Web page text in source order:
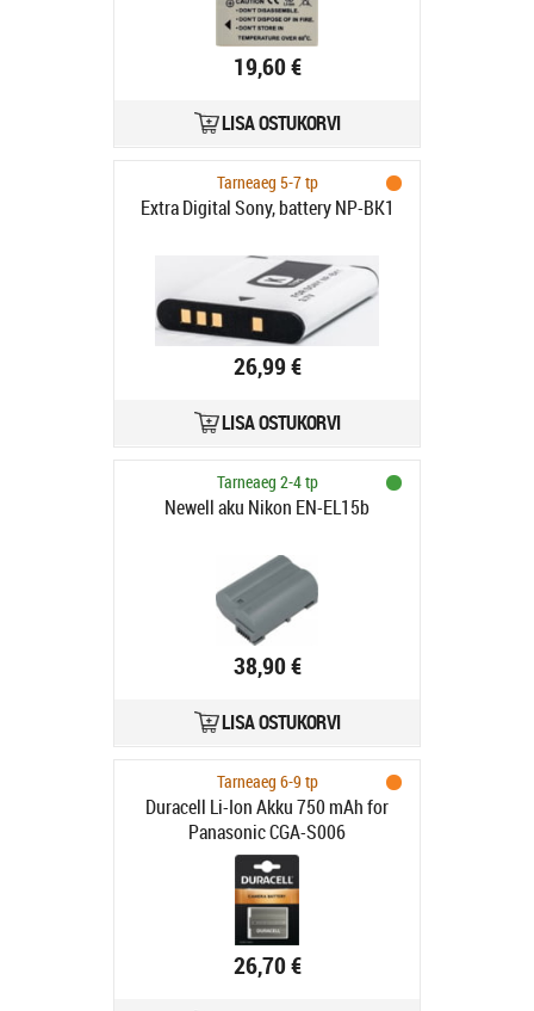
19,60 €
LISA OSTUKORVI
Tarneaeg 5-7 tp
Extra Digital Sony, battery NP-BK1
26,99 €
LISA OSTUKORVI
Tarneaeg 2-4 tp
Newell aku Nikon EN-EL15b
38,90 €
LISA OSTUKORVI
Tarneaeg 6-9 tp
Duracell Li-Ion Akku 750 mAh for
Panasonic CGA-S006
26,70 €